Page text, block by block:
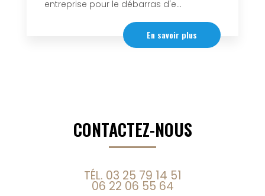
entreprise pour le débarras d'e...
En savoir plus
CONTACTEZ-NOUS
TÉL. 03 25 79 14 51
06 22 06 55 64